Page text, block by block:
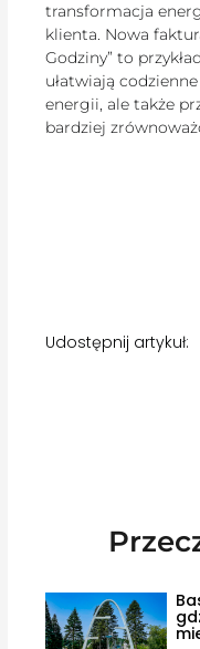
transformacja
klienta. Nowa
Godziny” to
ułatwiają
energii, ale także
bardziej
Udostępnij artykuł: